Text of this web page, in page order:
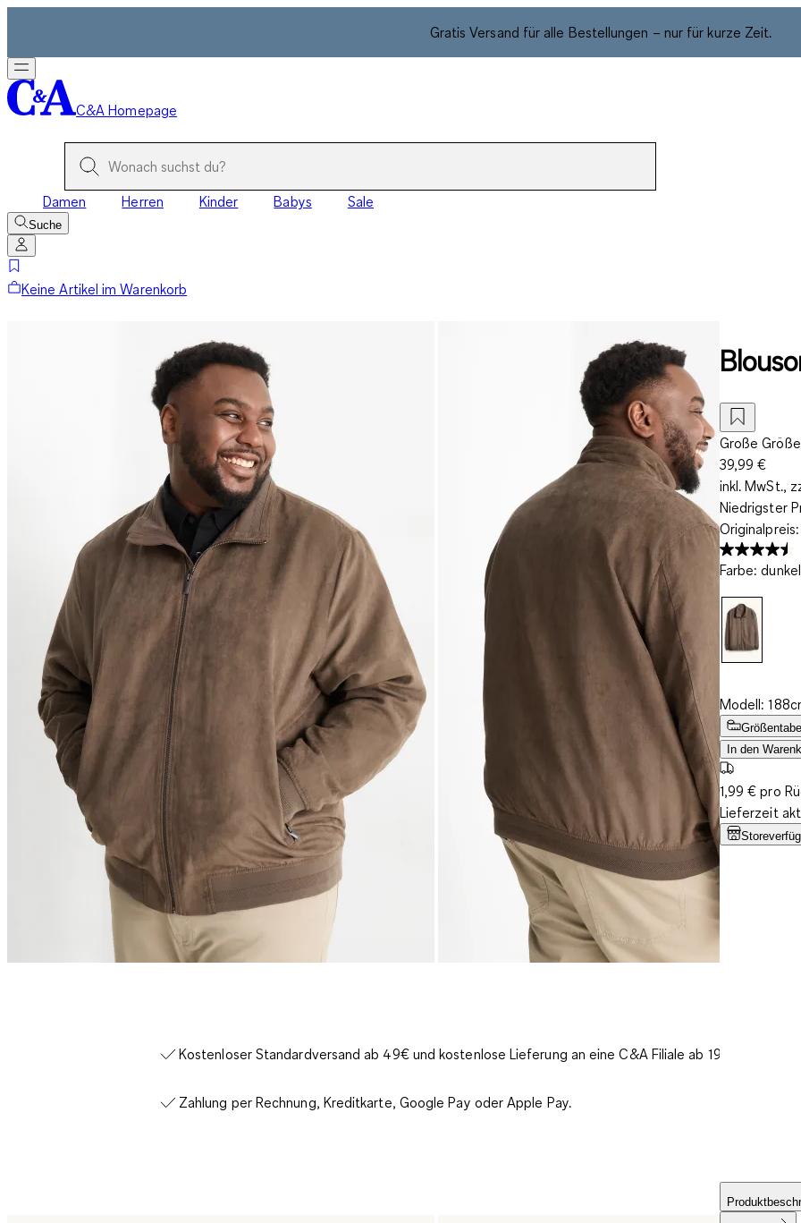
Gratis Versand für alle Bestellungen – nur für kurze Zeit.
C&A Homepage
Damen Herren Kinder Babys Sale
Suche
Keine Artikel im Warenkorb
Kostenloser Standardversand ab 49€ und kostenlose Lieferung an eine C&A Filiale ab 19€
Zahlung per Rechnung, Kreditkarte, Google Pay oder Apple Pay.
Große
39,99 €
inkl. MwSt.,
Niedrigster
Originalpreis:
Farbe:
Modell:
In den
1,99 € pro
Lieferzeit